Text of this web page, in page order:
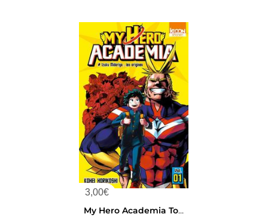
3,00€
My Hero Academia Tome 1 : Izuku Midoriya, Les Origines